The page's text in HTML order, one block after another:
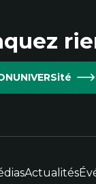
Actualités